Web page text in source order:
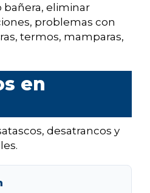
bañera, eliminar
problemas con
termos, mamparas,
en
desatrancos y